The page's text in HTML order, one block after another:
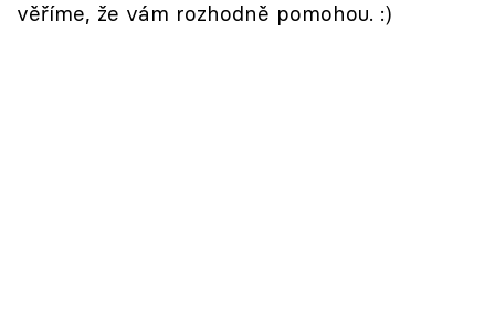
věříme, že vám rozhodně pomohou. :)